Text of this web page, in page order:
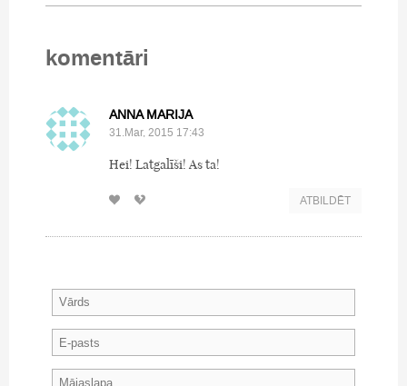
komentāri
ANNA MARIJA
31.Mar, 2015 17:43
Hei! Latgalīši! As ta!
ATBILDĒT